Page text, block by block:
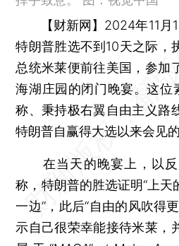
【财新网】 2024年11月
特朗普胜选不到10天之际，
总统米莱便前往美国，参加
海湖庄园的闭门晚宴。这位
称、秉持极右翼自由主义路
特朗普自赢得大选以来会见
在当天的晚宴上，以反
称，特朗普的胜选证明“上
一边”，此后“自由的风吹得
示自己很荣幸能接待米莱，